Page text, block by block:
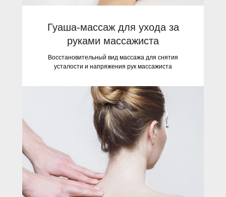
Гуаша-массаж для ухода за
руками массажиста
Восстановительный вид массажа для снятия
усталости и напряжения рук массажиста